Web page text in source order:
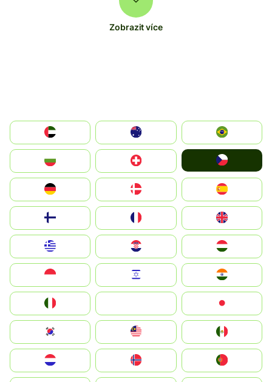
Zobrazit více
الإمارات العربية المتحدة
Switzerland
Deutschland
United Kingdom
Magyarország
South Korea